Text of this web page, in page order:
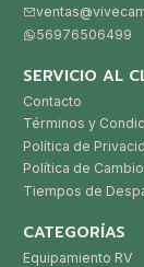
56976506499
SERVICIO AL
Contacto
Términos y
Política de
Política de
Tiempos de
CATEGORÍAS
Equipamiento RV